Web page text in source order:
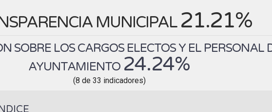
MUNICIPAL 21.21%
SOBRE LOS CARGOS ELECTOS Y EL PERSONAL
AYUNTAMIENTO 24.24%
(8 de 33 indicadores)